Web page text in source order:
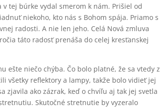
tej búrke vydal smerom k nám. Prišiel od
niekoho, kto nás s Bohom spája. Priamo s
radosti. A nie len jeho. Celá Nová zmluva
táto radosť prenáša do celej kresťanskej
ešte niečo chýba. Čo bolo platné, že sa vtedy z
všetky reflektory a lampy, takže bolo vidieť jej
zjavila ako zázrak, keď o chvíľu aj tak jej svetla
Skutočné stretnutie by vyzeralo